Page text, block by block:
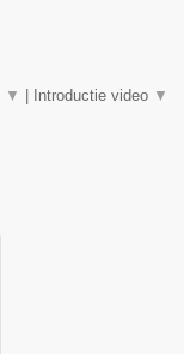
▼ Introductie video ▼